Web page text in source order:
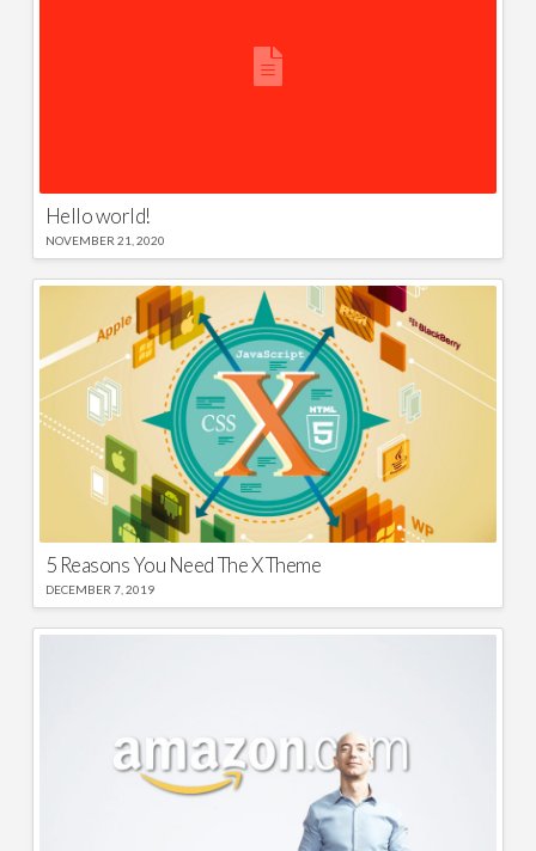
Hello world!
NOVEMBER 21, 2020
5 Reasons You Need The X Theme
DECEMBER 7, 2019